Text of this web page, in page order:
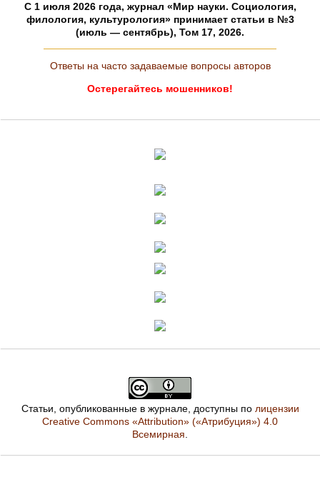
C 1 июля 2026 года, журнал «Мир науки. Социология,
филология, культурология» принимает статьи в №3
(июль — сентябрь), Том 17, 2026.
Ответы на часто задаваемые вопросы авторов
Остерегайтесь мошенников!
Статьи, опубликованные в журнале, доступны по лицензии
Creative Commons «Attribution» («Атрибуция») 4.0
Всемирная.